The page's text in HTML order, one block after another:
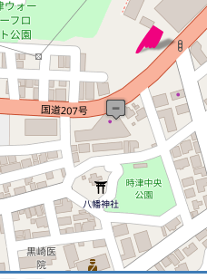
※ マップを検索、表示中